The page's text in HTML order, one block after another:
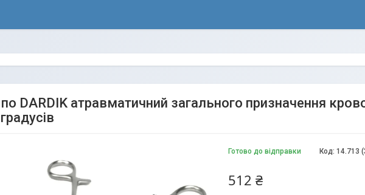
DARDIK атравматичний загального призначення
Готово до відправки Код: 14.713
512 ₴